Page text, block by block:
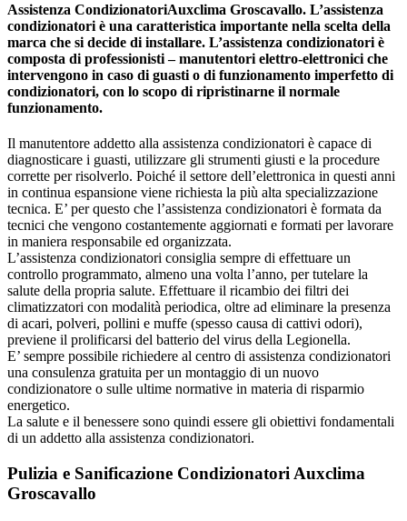
Assistenza CondizionatoriAuxclima Groscavallo. L’assistenza
condizionatori è una caratteristica importante nella scelta della
marca che si decide di installare. L’assistenza condizionatori è
composta di professionisti – manutentori elettro-elettronici che
intervengono in caso di guasti o di funzionamento imperfetto di
condizionatori, con lo scopo di ripristinarne il normale
funzionamento.
Il manutentore addetto alla assistenza condizionatori è capace di
diagnosticare i guasti, utilizzare gli strumenti giusti e la procedure
corrette per risolverlo. Poiché il settore dell’elettronica in questi anni
in continua espansione viene richiesta la più alta specializzazione
tecnica. E’ per questo che l’assistenza condizionatori è formata da
tecnici che vengono costantemente aggiornati e formati per lavorare
in maniera responsabile ed organizzata.
L’assistenza condizionatori consiglia sempre di effettuare un
controllo programmato, almeno una volta l’anno, per tutelare la
salute della propria salute. Effettuare il ricambio dei filtri dei
climatizzatori con modalità periodica, oltre ad eliminare la presenza
di acari, polveri, pollini e muffe (spesso causa di cattivi odori),
previene il prolificarsi del batterio del virus della Legionella.
E’ sempre possibile richiedere al centro di assistenza condizionatori
una consulenza gratuita per un montaggio di un nuovo
condizionatore o sulle ultime normative in materia di risparmio
energetico.
La salute e il benessere sono quindi essere gli obiettivi fondamentali
di un addetto alla assistenza condizionatori.
Pulizia e Sanificazione Condizionatori Auxclima
Groscavallo